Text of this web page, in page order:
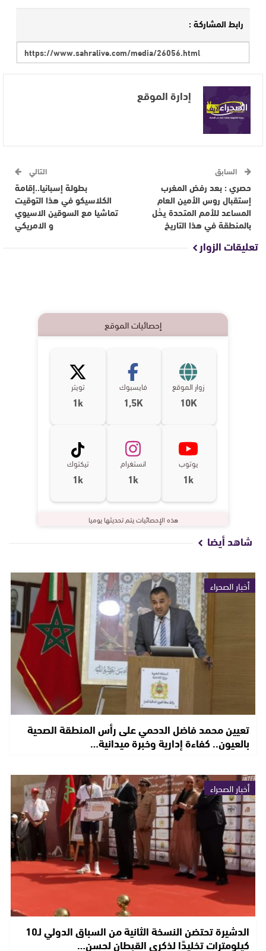
رابط المشاركة :
إدارة الموقع
السابق
حصري : بعد رفض المغرب
إستقبال روس الأمين العام
المساعد للأمم المتحدة يحُل
بالمنطقة في هذا التاريخ
التالي
بطولة إسبانيا..إقامة
الكلاسيكو في هذا التوقيت
تماشيا مع السوقين الاسيوي
و الامريكي
تعليقات الزوار
إحصائيات الموقع
زوار الموقع
10K
فايسبوك
1,5K
تويتر
1k
يوتوب
1k
انستغرام
1k
تيكتوك
1k
هذه الإحصائيات يتم تحديثها يوميا
شاهد أيضا
أخبار الصحراء
تعيين محمد فاضل الدحمي على رأس المنطقة الصحية
بالعيون.. كفاءة إدارية وخبرة ميدانية…
أخبار الصحراء
الدشيرة تحتضن النسخة الثانية من السباق الدولي لـ10
كيلومترات تخليدًا لذكرى القبطان لحسن…